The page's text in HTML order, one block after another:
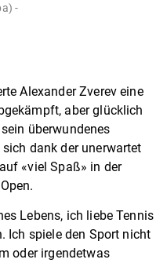
-
Alexander Zverev eine
aber glücklich
überwundenes
dank der unerwartet
«viel Spaß» in der
Lebens, ich liebe Tennis
Ich spiele den Sport nicht
oder irgendetwas